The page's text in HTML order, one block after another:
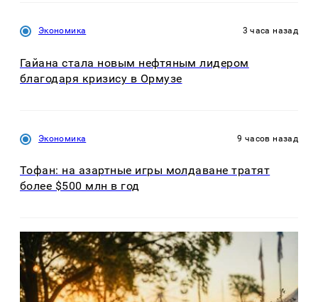
Экономика 3 часа назад
Гайана стала новым нефтяным лидером
благодаря кризису в Ормузе
Экономика 9 часов назад
Тофан: на азартные игры молдаване тратят
более $500 млн в год